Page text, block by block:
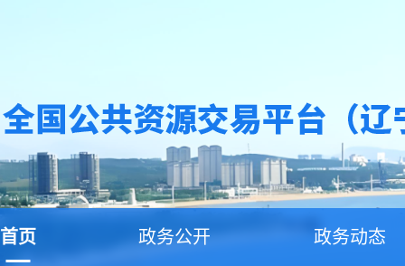
首页 政务公开 政务动态